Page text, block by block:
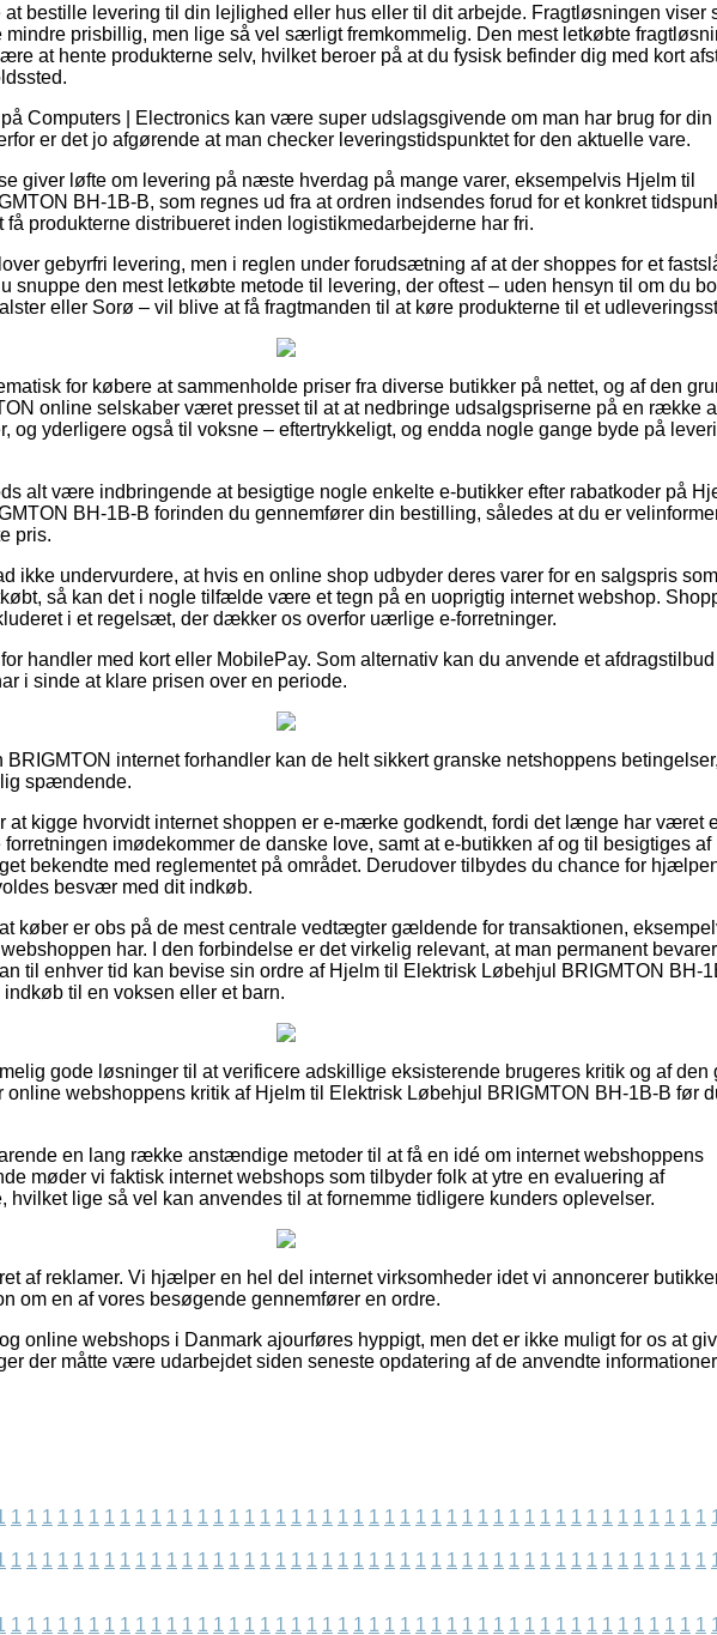
bestille levering til din lejlighed eller hus eller til dit arbejde. Fragtløsningen viser
prisbillig, men lige så vel særligt fremkommelig. Den mest letkøbte
at hente produkterne selv, hvilket beroer på at du fysisk befinder dig med kort
Computers | Electronics kan være super udslagsgivende om man har brug for din
er det jo afgørende at man checker leveringstidspunktet for den aktuelle vare.
giver løfte om levering på næste hverdag på mange varer, eksempelvis Hjelm til
BH-1B-B, som regnes ud fra at ordren indsendes forud for et konkret
få produkterne distribueret inden logistikmedarbejderne har fri.
gebyrfri levering, men i reglen under forudsætning af at der shoppes for et
snuppe den mest letkøbte metode til levering, der oftest – uden hensyn til om du
eller Sorø – vil blive at få fragtmanden til at køre produkterne til et
for købere at sammenholde priser fra diverse butikker på nettet, og af den
online selskaber været presset til at at nedbringe udsalgspriserne på en række
og yderligere også til voksne – eftertrykkeligt, og endda nogle gange byde på
alt være indbringende at besigtige nogle enkelte e-butikker efter rabatkoder på
BH-1B-B forinden du gennemfører din bestilling, således at du er
pris.
ikke undervurdere, at hvis en online shop udbyder deres varer for en salgspris som
så kan det i nogle tilfælde være et tegn på en uoprigtig internet webshop.
i et regelsæt, der dækker os overfor uærlige e-forretninger.
handler med kort eller MobilePay. Som alternativ kan du anvende et
i sinde at klare prisen over en periode.
BRIGMTON internet forhandler kan de helt sikkert granske netshoppens
spændende.
at kigge hvorvidt internet shoppen er e-mærke godkendt, fordi det længe har været
forretningen imødekommer de danske love, samt at e-butikken af og til besigtiges af
bekendte med reglementet på området. Derudover tilbydes du chance for
besvær med dit indkøb.
køber er obs på de mest centrale vedtægter gældende for transaktionen,
har. I den forbindelse er det virkelig relevant, at man permanent
til enhver tid kan bevise sin ordre af Hjelm til Elektrisk Løbehjul BRIGMTON BH-
indkøb til en voksen eller et barn.
gode løsninger til at verificere adskillige eksisterende brugeres kritik og af den
online webshoppens kritik af Hjelm til Elektrisk Løbehjul BRIGMTON BH-1B-B før
en lang række anstændige metoder til at få en idé om internet webshoppens
møder vi faktisk internet webshops som tilbyder folk at ytre en evaluering af
hvilket lige så vel kan anvendes til at fornemme tidligere kunders oplevelser.
af reklamer. Vi hjælper en hel del internet virksomheder idet vi annoncerer
om en af vores besøgende gennemfører en ordre.
online webshops i Danmark ajourføres hyppigt, men det er ikke muligt for os at
der måtte være udarbejdet siden seneste opdatering af de anvendte
1 1 1 1 1 1 1 1 1 1 1 1 1 1 1 1 1 1 1 1 1 1 1 1 1 1 1 1 1 1 1 1 1 1 1 1 1 1 1 1 1 1 1 1 1
1 1 1 1 1 1 1 1 1 1 1 1 1 1 1 1 1 1 1 1 1 1 1 1 1 1 1 1 1 1 1 1 1 1 1 1 1 1 1 1 1 1 1 1 1
1 1 1 1 1 1 1 1 1 1 1 1 1 1 1 1 1 1 1 1 1 1 1 1 1 1 1 1 1 1 1 1 1 1 1 1 1 1 1 1 1 1 1 1 1